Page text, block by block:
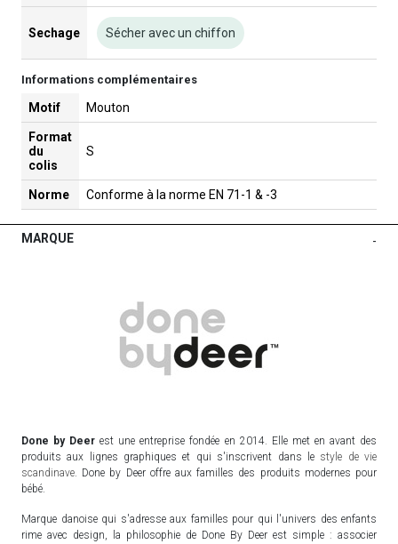
Sechage Sécher avec un chiffon
Informations complémentaires
Motif Mouton
Format
du
colis
S
Norme Conforme à la norme EN 71-1 & -3
MARQUE -
Done by Deer est une entreprise fondée en 2014. Elle met en avant des
produits aux lignes graphiques et qui s'inscrivent dans le style de vie
scandinave . Done by Deer offre aux familles des produits modernes pour
bébé.
Marque danoise qui s'adresse aux familles pour qui l'univers des enfants
rime avec design, la philosophie de Done By Deer est simple : associer